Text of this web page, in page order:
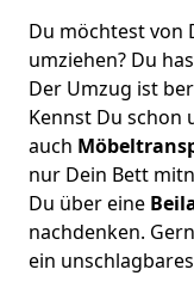
Du möchtest von
umziehen? Du
Der Umzug ist
Kennst Du schon
auch
nur Dein Bett
Du über eine
nachdenken.
ein